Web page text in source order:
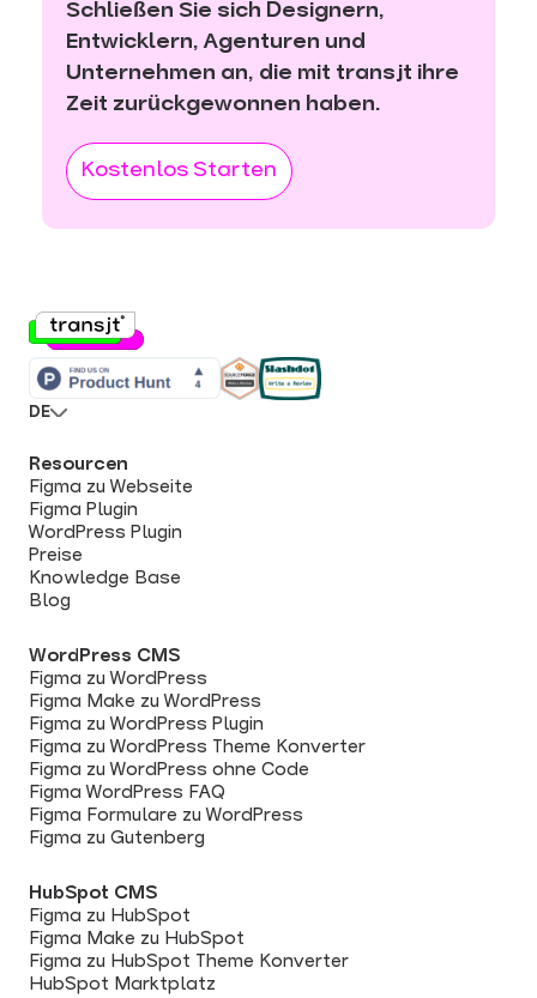
Schließen Sie sich Designern,
Entwicklern, Agenturen und
Unternehmen an, die mit transjt ihre
Zeit zurückgewonnen haben.
Kostenlos Starten
Resourcen
Figma zu Webseite
Figma Plugin
WordPress Plugin
Preise
Knowledge Base
Blog
WordPress CMS
Figma zu WordPress
Figma Make zu WordPress
Figma zu WordPress Plugin
Figma zu WordPress Theme Konverter
Figma zu WordPress ohne Code
Figma WordPress FAQ
Figma Formulare zu WordPress
Figma zu Gutenberg
HubSpot CMS
Figma zu HubSpot
Figma Make zu HubSpot
Figma zu HubSpot Theme Konverter
HubSpot Marktplatz
DE